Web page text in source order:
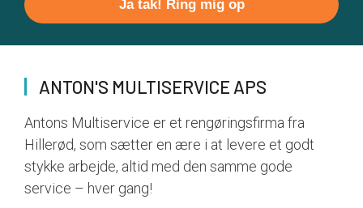
leave
field
empty.
ANTON'S MULTISERVICE APS
Antons Multiservice er et rengøringsfirma fra
Hillerød, som sætter en ære i at levere et godt
stykke arbejde, altid med den samme gode
service – hver gang!